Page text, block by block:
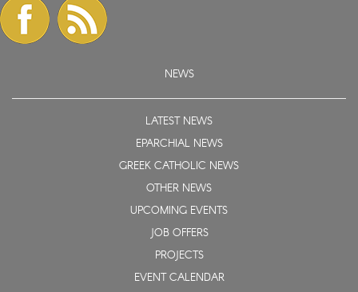
NEWS
LATEST NEWS
EPARCHIAL NEWS
GREEK CATHOLIC NEWS
OTHER NEWS
UPCOMING EVENTS
JOB OFFERS
PROJECTS
EVENT CALENDAR